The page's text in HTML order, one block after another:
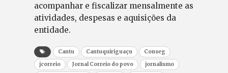
acompanhar e fiscalizar mensalmente as
atividades, despesas e aquisições da
entidade.
Cantu Cantuquiriguaçu
Conseg
jcorreio
Jornal Correio do povo
jornalismo